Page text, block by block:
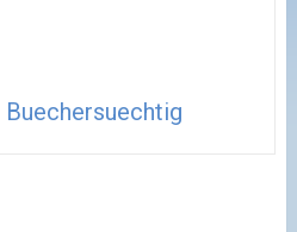
Buechersuechtig